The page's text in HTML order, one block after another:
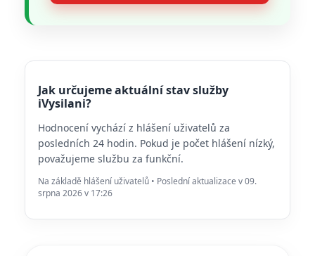
Jak určujeme aktuální stav služby
iVysilani?
Hodnocení vychází z hlášení uživatelů za
posledních 24 hodin. Pokud je počet hlášení nízký,
považujeme službu za funkční.
Na základě hlášení uživatelů • Poslední aktualizace v 09.
srpna 2026 v 17:26